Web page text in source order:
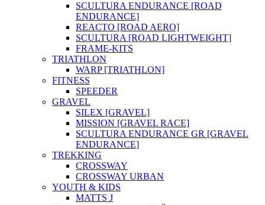
SCULTURA ENDURANCE [ROAD
ENDURANCE]
REACTO [ROAD AERO]
SCULTURA [ROAD LIGHTWEIGHT]
FRAME-KITS
TRIATHLON
WARP [TRIATHLON]
FITNESS
SPEEDER
GRAVEL
SILEX [GRAVEL]
MISSION [GRAVEL RACE]
SCULTURA ENDURANCE GR [GRAVEL
ENDURANCE]
TREKKING
CROSSWAY
CROSSWAY URBAN
YOUTH & KIDS
MATTS J